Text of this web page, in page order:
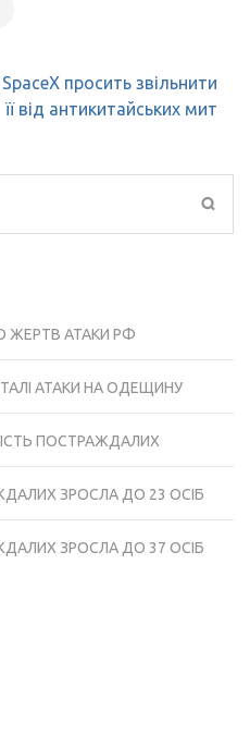
SpaceX просить звільнити
її від антикитайських мит
ЖЕРТВ АТАКИ РФ
АТАКИ НА ОДЕЩИНУ
ПОСТРАЖДАЛИХ
ЗРОСЛА ДО 23 ОСІБ
ЗРОСЛА ДО 37 ОСІБ